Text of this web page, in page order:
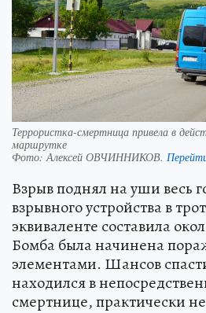
Террористка-смертница привела в
маршрутке
Фото:Алексей ОВЧИННИКОВ.
Взрыв поднял на уши весь
взрывного устройства в
эквиваленте составила
Бомба была начинена
элементами. Шансов
находился в
смертнице, практически